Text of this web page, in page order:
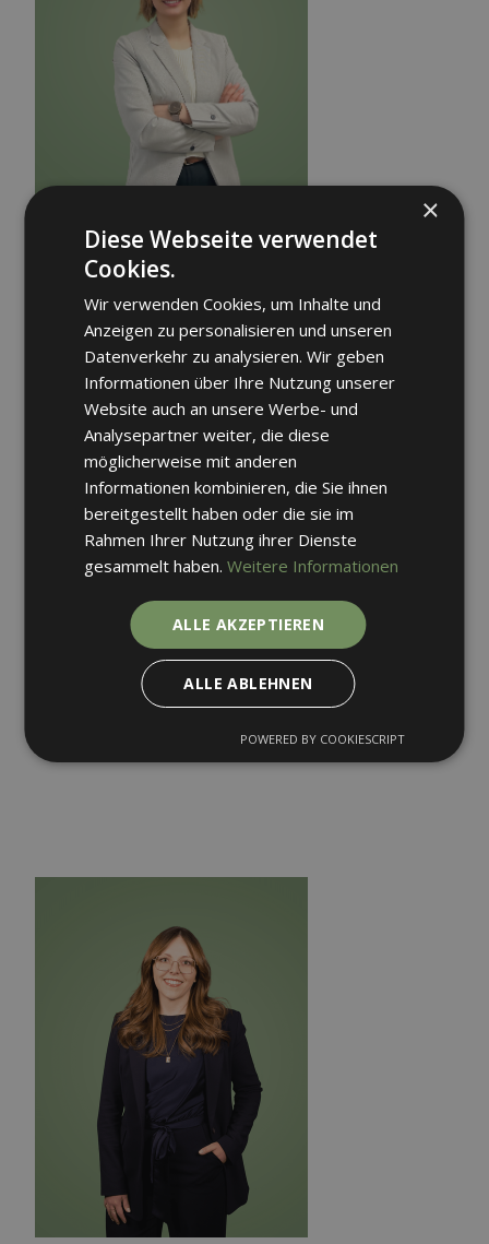
×
Diese Webseite verwendet
Cookies.
Wir verwenden Cookies, um Inhalte und
Anzeigen zu personalisieren und unseren
Datenverkehr zu analysieren. Wir geben
Informationen über Ihre Nutzung unserer
Website auch an unsere Werbe- und
Analysepartner weiter, die diese
möglicherweise mit anderen
Informationen kombinieren, die Sie ihnen
bereitgestellt haben oder die sie im
Rahmen Ihrer Nutzung ihrer Dienste
gesammelt haben.Weitere Informationen
ALLE AKZEPTIEREN
ALLE ABLEHNEN
POWERED BY COOKIESCRIPT